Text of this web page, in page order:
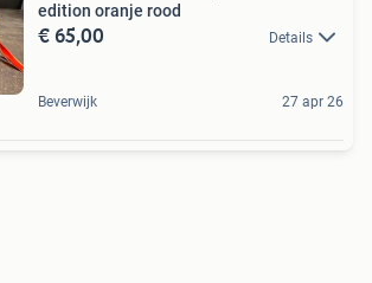
edition oranje rood
€ 65,00 Details
Beverwijk 27 apr 26